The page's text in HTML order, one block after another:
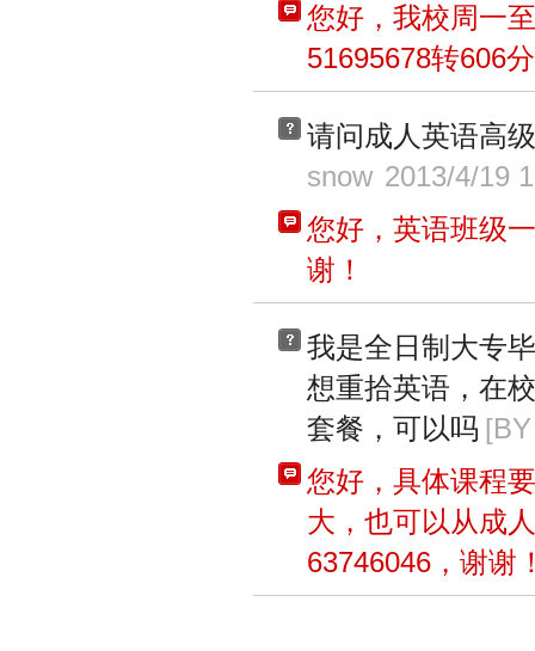
您好，我校周一
51695678转606
请问成人英语高
snow 2013/4/19
您好，英语班级
谢！
我是全日制大专
想重拾英语，在
套餐，可以吗
您好，具体课程
大，也可以从成
63746046，谢谢